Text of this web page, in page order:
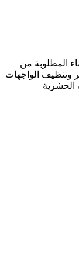
المطلوبة من
وتنظيف الواجهات
الحشرية